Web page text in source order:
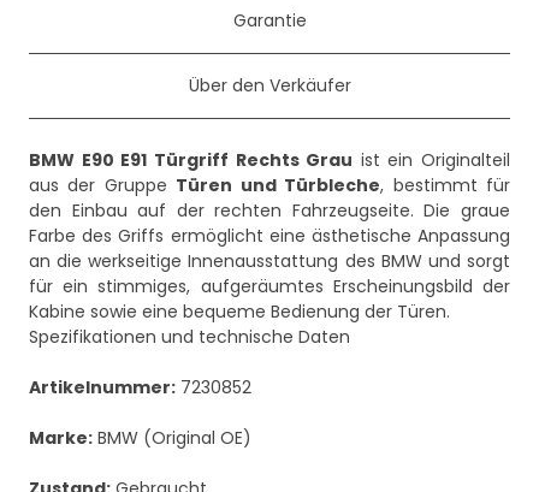
Garantie
Über den Verkäufer
BMW E90 E91 Türgriff Rechts Grau ist ein Originalteil
aus der Gruppe Türen und Türbleche, bestimmt für
den Einbau auf der rechten Fahrzeugseite. Die graue
Farbe des Griffs ermöglicht eine ästhetische Anpassung
an die werkseitige Innenausstattung des BMW und sorgt
für ein stimmiges, aufgeräumtes Erscheinungsbild der
Kabine sowie eine bequeme Bedienung der Türen.
Spezifikationen und technische Daten
Artikelnummer: 7230852
Marke: BMW (Original OE)